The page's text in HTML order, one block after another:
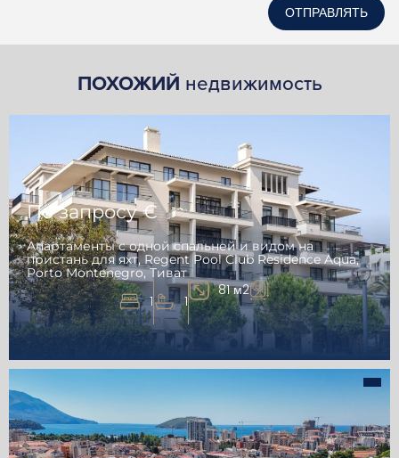
ОТПРАВЛЯТЬ
ПОХОЖИЙ недвижимость
По запросу €
Апартаменты с одной спальней и видом на
пристань для яхт, Regent Pool Club Residence Aqua,
Porto Montenegro, Тиват
1 1
81 м2